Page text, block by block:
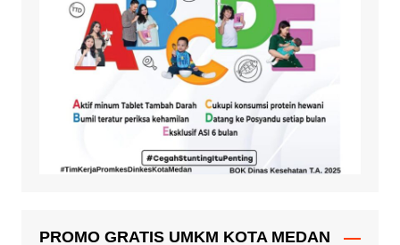
PROMO GRATIS UMKM KOTA MEDAN